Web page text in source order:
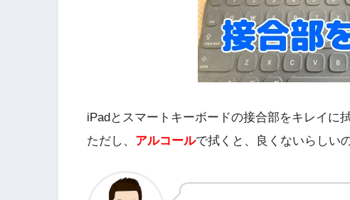
iPadとスマートキーボードの接合部をキレイに
ただし、 アルコールで拭くと、良くないらしい